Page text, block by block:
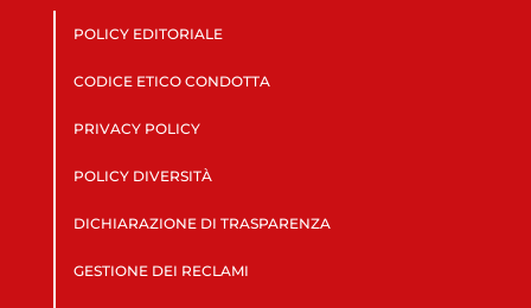
POLICY EDITORIALE
CODICE ETICO CONDOTTA
PRIVACY POLICY
POLICY DIVERSITÀ
DICHIARAZIONE DI TRASPARENZA
GESTIONE DEI RECLAMI